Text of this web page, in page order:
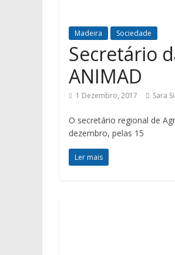
Madeira Sociedade
Secretário
ANIMAD
1 Dezembro, 2017 Sara
O secretário regional de
dezembro, pelas 15
Ler mais